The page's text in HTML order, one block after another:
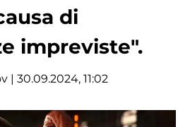
di
impreviste".
| 30.09.2024, 11:02